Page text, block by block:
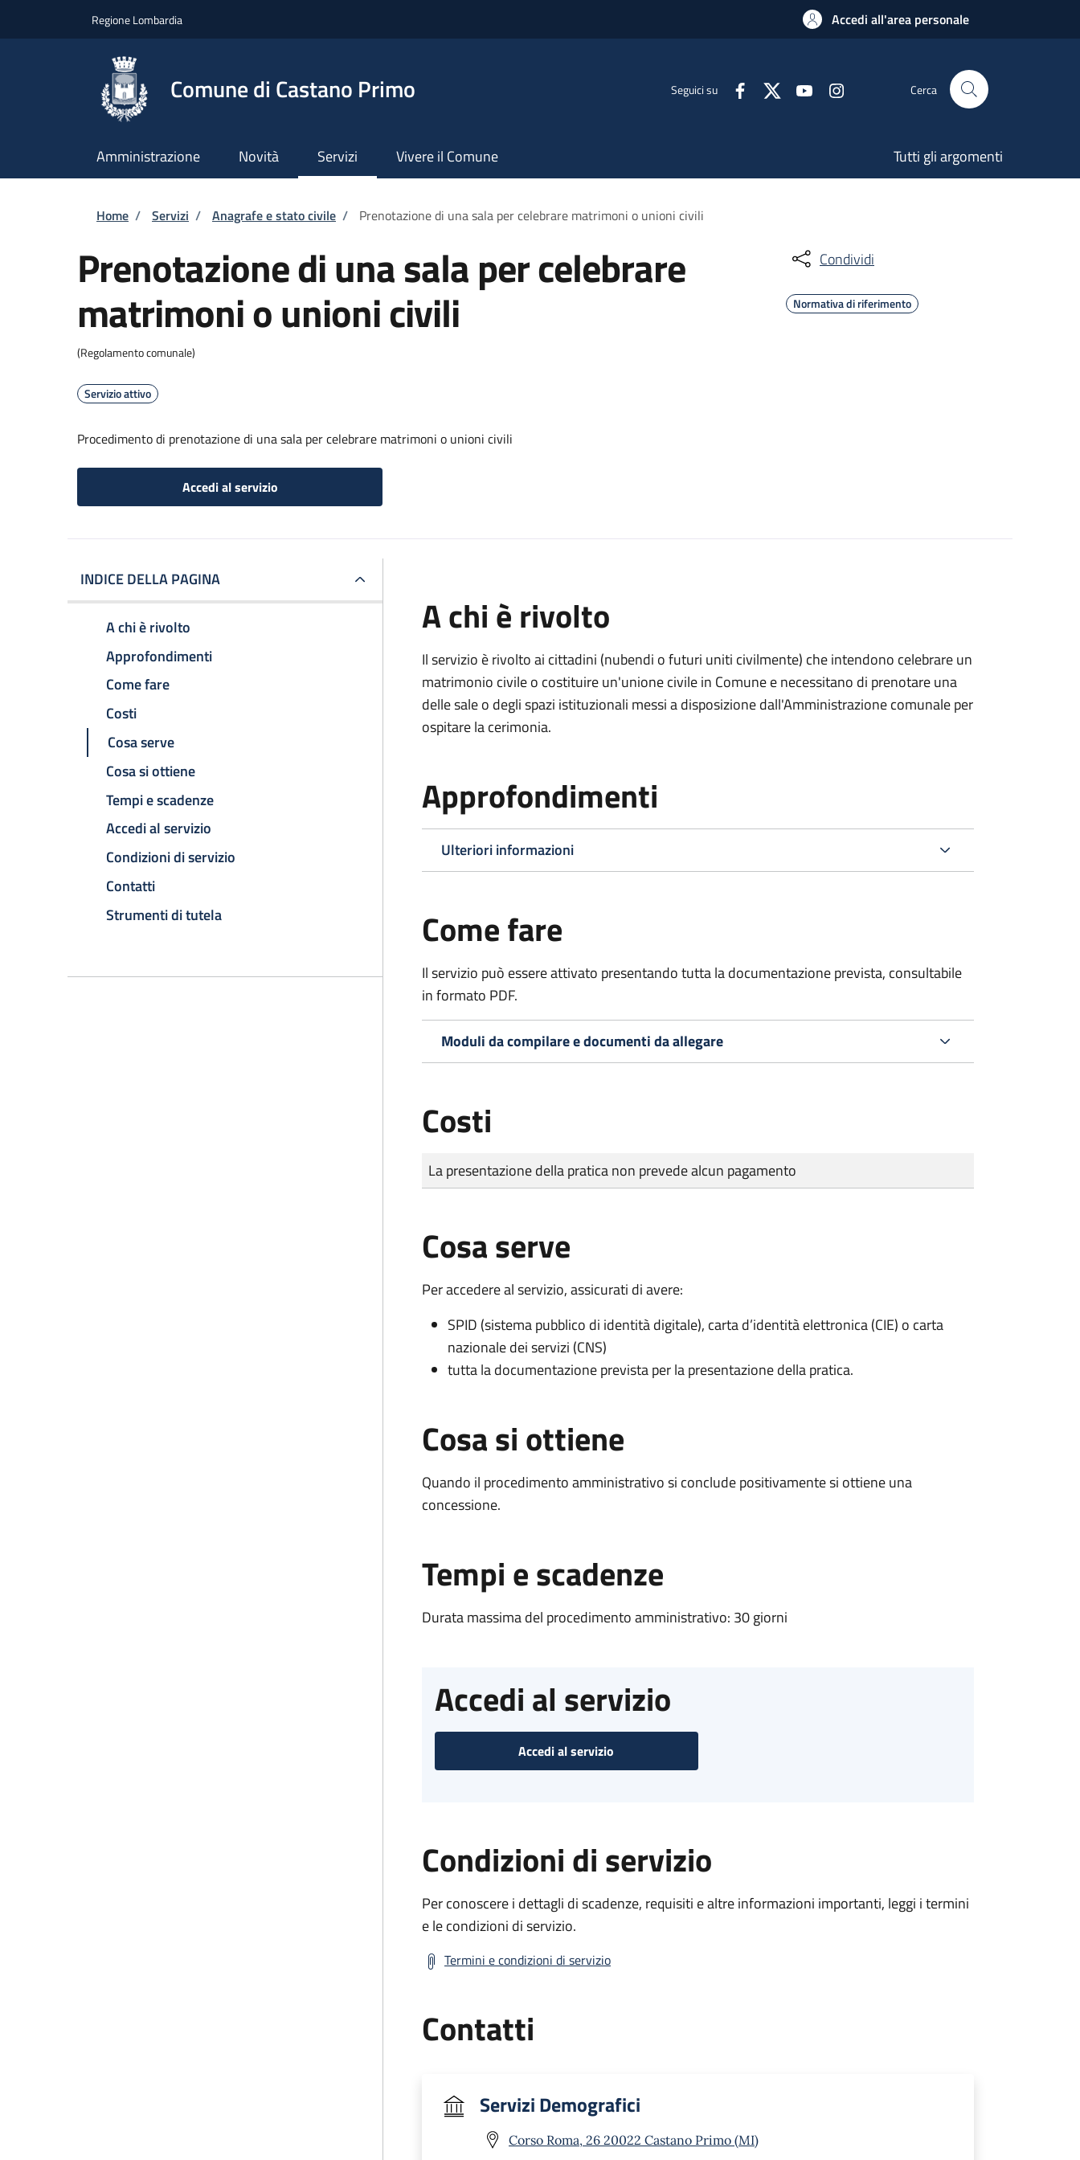
Regione Lombardia Accedi all'area personale
Comune di Castano Primo Seguici su Cerca
Amministrazione Novità Servizi Vivere il Comune Tutti gli argomenti
Briciole di pane
Home / Servizi / Anagrafe e stato civile / Prenotazione di una sala per celebrare matrimoni o unioni civili
Prenotazione di una sala per celebrare
matrimoni o unioni civili
(Regolamento comunale)
Servizio attivo
Procedimento di prenotazione di una sala per celebrare matrimoni o unioni civili
Accedi al servizio
Condividi
Normativa di riferimento
INDICE DELLA PAGINA
A chi è rivolto
Approfondimenti
Come fare
Costi
Cosa serve
Cosa si ottiene
Tempi e scadenze
Accedi al servizio
Condizioni di servizio
Contatti
Strumenti di tutela
A chi è rivolto
Il servizio è rivolto ai cittadini (nubendi o futuri uniti civilmente) che intendono celebrare un
matrimonio civile o costituire un'unione civile in Comune e necessitano di prenotare una
delle sale o degli spazi istituzionali messi a disposizione dall'Amministrazione comunale per
ospitare la cerimonia.
Approfondimenti
Ulteriori informazioni
Come fare
Il servizio può essere attivato presentando tutta la documentazione prevista, consultabile
in formato PDF.
Moduli da compilare e documenti da allegare
Costi
Tipo di pagamento
Importo
La presentazione della pratica non prevede alcun pagamento
Cosa serve
Per accedere al servizio, assicurati di avere:
SPID (sistema pubblico di identità digitale), carta d’identità elettronica (CIE) o carta
nazionale dei servizi (CNS)
tutta la documentazione prevista per la presentazione della pratica.
Cosa si ottiene
Quando il procedimento amministrativo si conclude positivamente si ottiene una
concessione.
Tempi e scadenze
Durata massima del procedimento amministrativo: 30 giorni
Accedi al servizio
Accedi al servizio
Condizioni di servizio
Per conoscere i dettagli di scadenze, requisiti e altre informazioni importanti, leggi i termini
e le condizioni di servizio.
Termini e condizioni di servizio
Contatti
Servizi Demografici
Corso Roma, 26 20022 Castano Primo (MI)